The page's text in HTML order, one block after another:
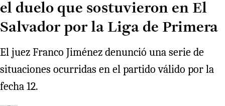
el duelo que sostuvieron en El
Salvador por la Liga de Primera
El juez Franco Jiménez denunció una serie de
situaciones ocurridas en el partido válido por la
fecha 12.